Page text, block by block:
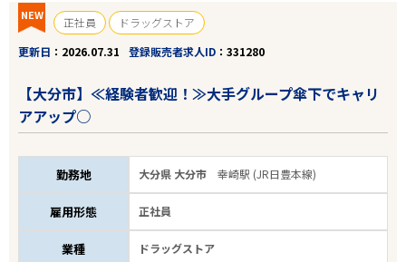
NEW 正社員
ドラッグストア
更新日
2026.07.31 登録販売者求人ID 331280
【大分市】≪経験者歓迎！≫大手グループ傘下でキャリ
アアップ○
勤務地 大分県 大分市幸崎駅 (JR日豊本線)
雇用形態 正社員
業種 ドラッグストア